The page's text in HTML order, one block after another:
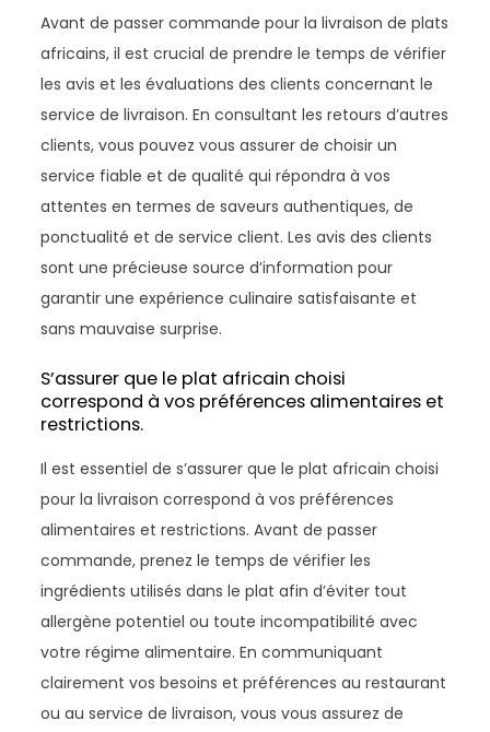
Avant de passer commande pour la livraison de plats
africains, il est crucial de prendre le temps de vérifier
les avis et les évaluations des clients concernant le
service de livraison. En consultant les retours d’autres
clients, vous pouvez vous assurer de choisir un
service fiable et de qualité qui répondra à vos
attentes en termes de saveurs authentiques, de
ponctualité et de service client. Les avis des clients
sont une précieuse source d’information pour
garantir une expérience culinaire satisfaisante et
sans mauvaise surprise.
S’assurer que le plat africain choisi
correspond à vos préférences alimentaires et
restrictions.
Il est essentiel de s’assurer que le plat africain choisi
pour la livraison correspond à vos préférences
alimentaires et restrictions. Avant de passer
commande, prenez le temps de vérifier les
ingrédients utilisés dans le plat afin d’éviter tout
allergène potentiel ou toute incompatibilité avec
votre régime alimentaire. En communiquant
clairement vos besoins et préférences au restaurant
ou au service de livraison, vous vous assurez de